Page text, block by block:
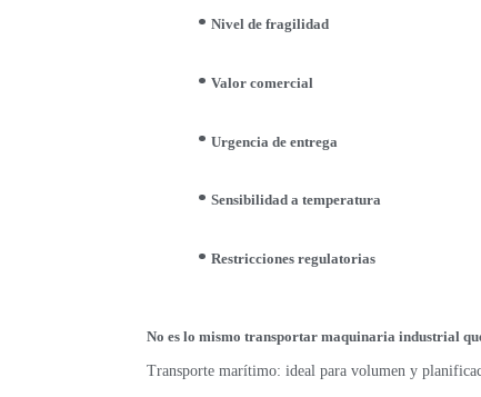
Nivel de fragilidad
Valor comercial
Urgencia de entrega
Sensibilidad a temperatura
Restricciones regulatorias
No es lo mismo transportar maquinaria industrial
Transporte marítimo: ideal para volumen y